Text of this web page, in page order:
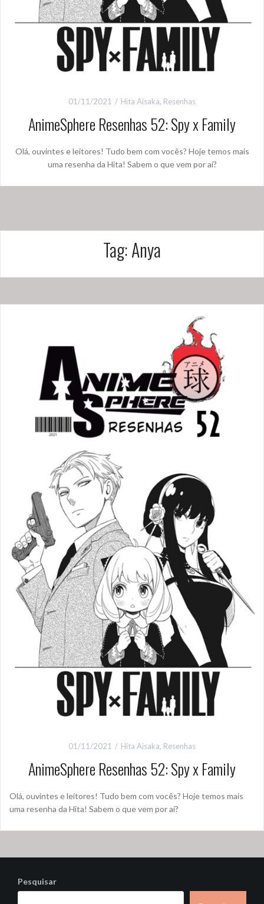
01/11/2021 Hita Aisaka, Resenhas
AnimeSphere Resenhas 52: Spy x Family
Olá, ouvintes e leitores! Tudo bem com vocês? Hoje temos mais
uma resenha da Hita! Sabem o que vem por aí?
Tag:Anya
01/11/2021 Hita Aisaka, Resenhas
AnimeSphere Resenhas 52: Spy x Family
Olá, ouvintes e leitores! Tudo bem com vocês? Hoje temos mais
uma resenha da Hita! Sabem o que vem por aí?
Pesquisar